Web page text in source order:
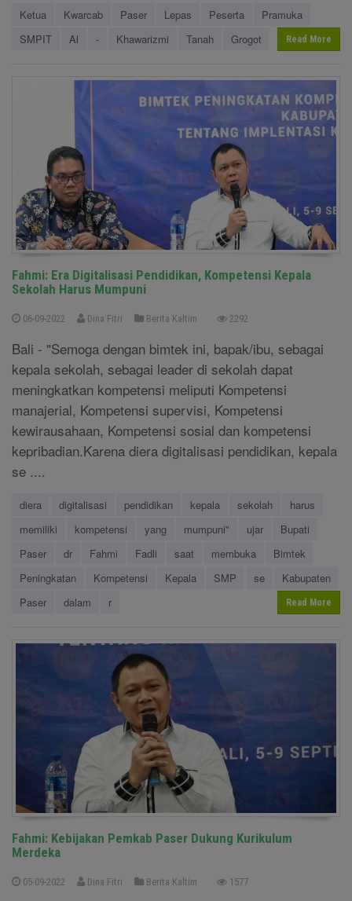
Ketua Kwarcab Paser Lepas Peserta
Pramuka
SMPIT
Al - Khawarizmi Tanah Grogot Read More
Fahmi: Era Digitalisasi Pendidikan, Kompetensi Kepala
Sekolah Harus Mumpuni
06-09-2022 Dina Fitri Berita Kaltim 2292
Bali - "Semoga dengan bimtek ini, bapak/ibu, sebagai
kepala sekolah, sebagai leader di sekolah dapat
meningkatkan kompetensi meliputi Kompetensi
manajerial, Kompetensi supervisi, Kompetensi
kewirausahaan, Kompetensi sosial dan kompetensi
kepribadian.Karena diera digitalisasi pendidikan, kepala
se ....
diera digitalisasi pendidikan kepala sekolah
harus
memiliki
kompetensi yang mumpuni" ujar
Bupati
Paser
dr Fahmi Fadli saat membuka
Bimtek
Peningkatan
Kompetensi Kepala SMP se
Kabupaten
Paser
dalam r Read More
Fahmi: Kebijakan Pemkab Paser Dukung Kurikulum
Merdeka
05-09-2022 Dina Fitri Berita Kaltim 1577